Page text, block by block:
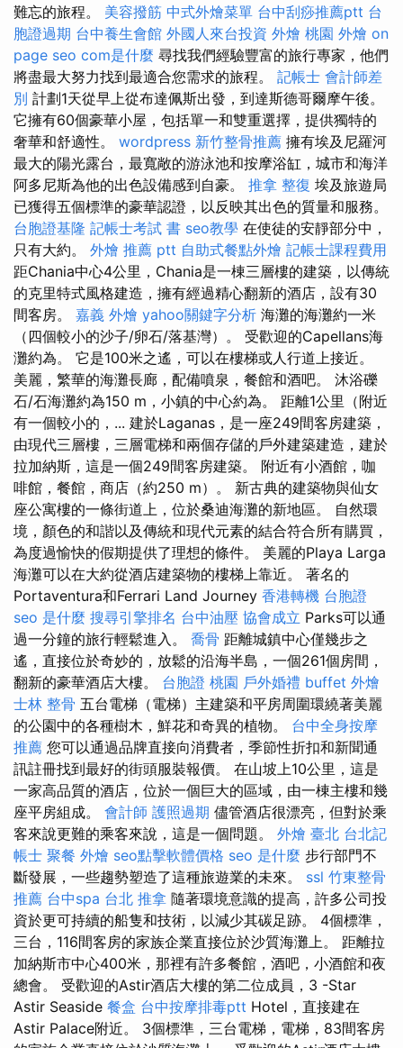
難忘的旅程。 美容撥筋 中式外燴菜單 台中刮痧推薦ptt 台
胞證過期 台中養生會館 外國人來台投資 外燴 桃園 外燴 on
page seo com是什麼 尋找我們經驗豐富的旅行專家，他們
將盡最大努力找到最適合您需求的旅程。 記帳士 會計師差
別 計劃1天從早上從布達佩斯出發，到達斯德哥爾摩午後。
它擁有60個豪華小屋，包括單一和雙重選擇，提供獨特的
奢華和舒適性。 wordpress 新竹整骨推薦 擁有埃及尼羅河
最大的陽光露台，最寬敞的游泳池和按摩浴缸，城市和海洋
阿多尼斯為他的出色設備感到自豪。 推拿 整復 埃及旅遊局
已獲得五個標準的豪華認證，以反映其出色的質量和服務。
台胞證基隆 記帳士考試 書 seo教學 在使徒的安靜部分中，
只有大約。 外燴 推薦 ptt 自助式餐點外燴 記帳士課程費用
距Chania中心4公里，Chania是一棟三層樓的建築，以傳統
的克里特式風格建造，擁有經過精心翻新的酒店，設有30
間客房。 嘉義 外燴 yahoo關鍵字分析 海灘的海灘約一米
（四個較小的沙子/卵石/落基灣）。 受歡迎的Capellans海
灘約為。 它是100米之遙，可以在樓梯或人行道上接近。
美麗，繁華的海灘長廊，配備噴泉，餐館和酒吧。 沐浴礫
石/石海灘約為150 m，小鎮的中心約為。 距離1公里（附近
有一個較小的，... 建於Laganas，是一座249間客房建築，
由現代三層樓，三層電梯和兩個存儲的戶外建築建造，建於
拉加納斯，這是一個249間客房建築。 附近有小酒館，咖
啡館，餐館，商店（約250 m）。 新古典的建築物與仙女
座公寓樓的一條街道上，位於桑迪海灘的新地區。 自然環
境，顏色的和諧以及傳統和現代元素的結合符合所有購買，
為度過愉快的假期提供了理想的條件。 美麗的Playa Larga
海灘可以在大約從酒店建築物的樓梯上靠近。 著名的
Portaventura和Ferrari Land Journey 香港轉機 台胞證
seo 是什麼 搜尋引擎排名 台中油壓 協會成立 Parks可以通
過一分鐘的旅行輕鬆進入。 喬骨 距離城鎮中心僅幾步之
遙，直接位於奇妙的，放鬆的沿海半島，一個261個房間，
翻新的豪華酒店大樓。 台胞證 桃園 戶外婚禮 buffet 外燴
士林 整骨 五台電梯（電梯）主建築和平房周圍環繞著美麗
的公園中的各種樹木，鮮花和奇異的植物。 台中全身按摩
推薦 您可以通過品牌直接向消費者，季節性折扣和新聞通
訊註冊找到最好的街頭服裝報價。 在山坡上10公里，這是
一家高品質的酒店，位於一個巨大的區域，由一棟主樓和幾
座平房組成。 會計師 護照過期 儘管酒店很漂亮，但對於乘
客來說更難的乘客來說，這是一個問題。 外燴 臺北 台北記
帳士 聚餐 外燴 seo點擊軟體價格 seo 是什麼 步行部門不
斷發展，一些趨勢塑造了這種旅遊業的未來。 ssl 竹東整骨
推薦 台中spa 台北 推拿 隨著環境意識的提高，許多公司投
資於更可持續的船隻和技術，以減少其碳足跡。 4個標準，
三台，116間客房的家族企業直接位於沙質海灘上。 距離拉
加納斯市中心400米，那裡有許多餐館，酒吧，小酒館和夜
總會。 受歡迎的Astir酒店大樓的第二位成員，3 -Star
Astir Seaside 餐盒 台中按摩排毒ptt Hotel，直接建在
Astir Palace附近。 3個標準，三台電梯，電梯，83間客房